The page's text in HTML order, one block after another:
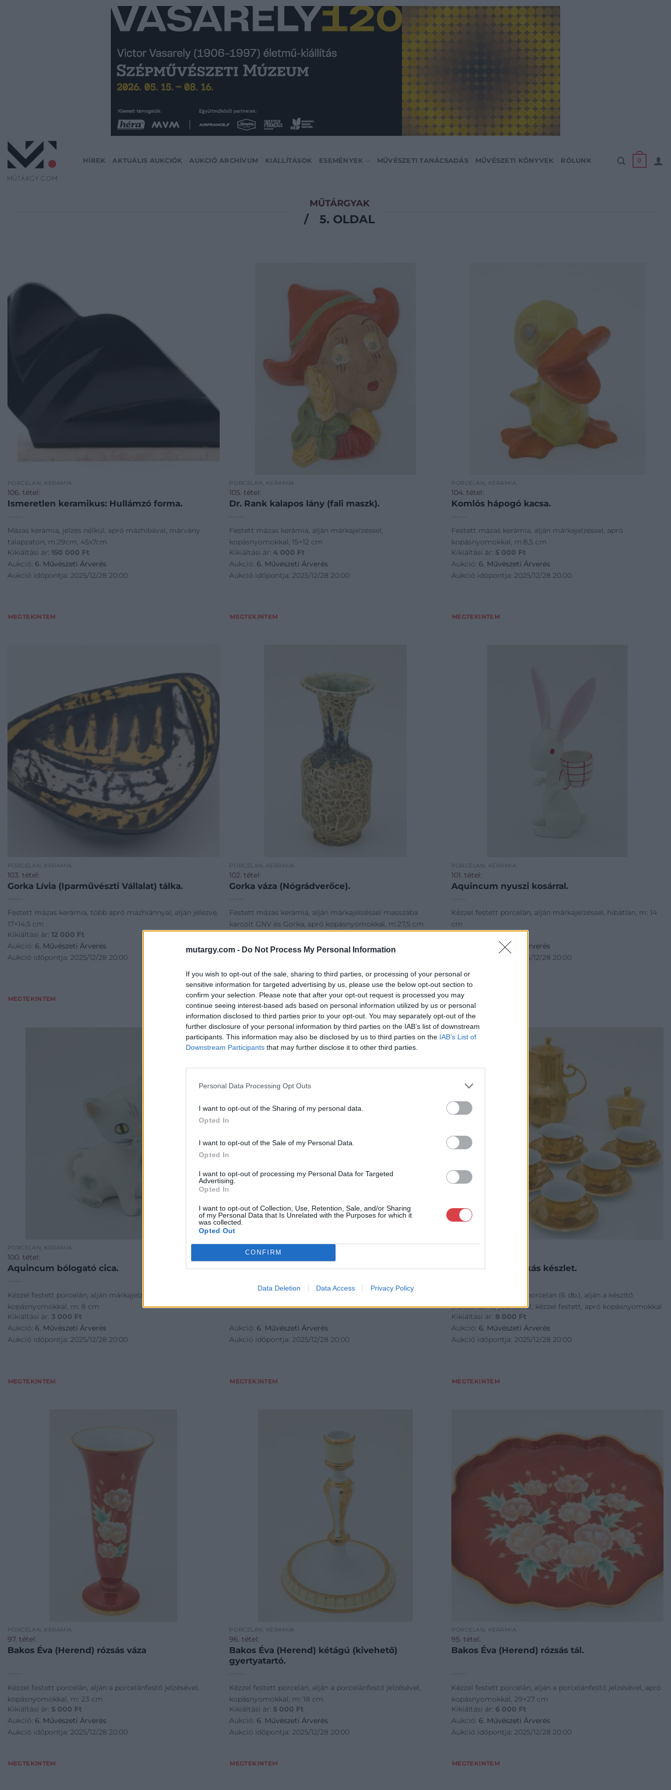
mutargy.com - Do Not Process My Personal Information
If you wish to opt-out of the sale, sharing to third parties, or processing of your personal or
sensitive information for targeted advertising by us, please use the below opt-out section to
confirm your selection. Please note that after your opt-out request is processed you may
continue seeing interest-based ads based on personal information utilized by us or personal
information disclosed to third parties prior to your opt-out. You may separately opt-out of the
further disclosure of your personal information by third parties on the IAB’s list of downstream
participants. This information may also be disclosed by us to third parties on the IAB’s List of
Downstream Participants that may further disclose it to other third parties.
Personal Data Processing Opt Outs
I want to opt-out of the Sharing of my personal data.
Opted In
I want to opt-out of the Sale of my Personal Data.
Opted In
I want to opt-out of processing my Personal Data for Targeted
Advertising.
Opted In
I want to opt-out of Collection, Use, Retention, Sale, and/or Sharing
of my Personal Data that Is Unrelated with the Purposes for which it
was collected.
Opted Out
CONFIRM
Data Deletion Data Access Privacy Policy
HÍREK AKTUÁLIS AUKCIÓK AUKCIÓ ARCHÍVUM KIÁLLÍTÁSOK ESEMÉNYEK MŰVÉSZETI TANÁCSADÁS MŰVÉSZETI KÖNYVEK RÓLUNK 0
MŰTÁRGYAK
/ 5. OLDAL
PORCELÁN, KERÁMIA
106. tétel:
Ismeretlen keramikus: Hullámzó forma.
Mázas kerámia, jelzés nélkül, apró mázhibával, márvány
talapzaton, m:29cm, 45x7cm
Kikiáltási ár: 150 000 Ft
Aukció: 6. Művészeti Árverés
Aukció időpontja: 2025/12/28 20:00
MEGTEKINTEM
PORCELÁN, KERÁMIA
105. tétel:
Dr. Rank kalapos lány (fali maszk).
Festett mázas kerámia, alján márkajelzéssel,
kopásnyomokkal, 15×12 cm
Kikiáltási ár: 4 000 Ft
Aukció: 6. Művészeti Árverés
Aukció időpontja: 2025/12/28 20:00
MEGTEKINTEM
PORCELÁN, KERÁMIA
104. tétel:
Komlós hápogó kacsa.
Festett mázas kerámia, alján márkajelzéssel, apró
kopásnyomokkal, m:8,5 cm
Kikiáltási ár: 5 000 Ft
Aukció: 6. Művészeti Árverés
Aukció időpontja: 2025/12/28 20:00
MEGTEKINTEM
PORCELÁN, KERÁMIA
103. tétel:
Gorka Lívia (Iparművészti Vállalat) tálka.
Festett mázas kerámia, több apró mázhiánnyal, alján jelezve,
17×14,5 cm
Kikiáltási ár: 12 000 Ft
Aukció: 6. Művészeti Árverés
Aukció időpontja: 2025/12/28 20:00
MEGTEKINTEM
PORCELÁN, KERÁMIA
102. tétel:
Gorka váza (Nógrádverőce).
Festett mázas kerámia, alján márkajelzéssel masszába
karcolt GNV és Gorka, apró kopásnyomokkal, m:27,5 cm
Kikiáltási ár:50 000Ft
Aukció:6. Művészeti Árverés
MEGTEKINTEM
PORCELÁN, KERÁMIA
101. tétel:
Aquincum nyuszi kosárral.
Kézzel festett porcelán, alján márkajelzéssel, hibátlan, m: 14
cm
Kikiáltási ár:5 000Ft
6. Művészeti Árverés
Aukció időpontja: 2025/12/28 20:00
MEGTEKINTEM
PORCELÁN, KERÁMIA
100. tétel:
Aquincum bólogató cica.
Kézzel festett porcelán, alján márkajelzéssel, apró
kopásnyomokkal, m: 8 cm
Kikiáltási ár: 3 000 Ft
Aukció: 6. Művészeti Árverés
Aukció időpontja: 2025/12/28 20:00
MEGTEKINTEM
99. tétel:
Ismeretlen márkajelzéssel 3 db teáscsésze.
Matricás, alján márka jelzés, kopopásnyomokkal
Kikiáltási ár:2 000Ft
Aukció: 6. Művészeti Árverés
Aukció időpontja: 2025/12/28 20:00
MEGTEKINTEM
Koszorúsné mokkás készlet.
Mintázott aranyszínű porcelán (6 db.), alján a készítő
(Koszorúsné) jelzésével, kézzel festett, apró kopásnyomokkal
Kikiáltási ár: 8 000 Ft
Aukció: 6. Művészeti Árverés
Aukció időpontja: 2025/12/28 20:00
MEGTEKINTEM
PORCELÁN, KERÁMIA
97. tétel:
Bakos Éva (Herend) rózsás váza
Kézzel festett porcelán, alján a porcelánfestő jelzésével,
kopásnyomokkal, m: 23 cm
Kikiáltási ár: 5 000 Ft
Aukció: 6. Művészeti Árverés
Aukció időpontja: 2025/12/28 20:00
MEGTEKINTEM
PORCELÁN, KERÁMIA
96. tétel:
Bakos Éva (Herend) kétágú (kivehető)
gyertyatartó.
Kézzel festett porcelán, alján a porcelánfestő jelzésével,
kopásnyomokkal, m: 18 cm
Kikiáltási ár: 5 000 Ft
Aukció: 6. Művészeti Árverés
Aukció időpontja: 2025/12/28 20:00
MEGTEKINTEM
PORCELÁN, KERÁMIA
95. tétel:
Bakos Éva (Herend) rózsás tál.
Kézzel festett porcelán, alján a porcelánfestő jelzésével, apró
kopásnyomokkal, 29×27 cm
Kikiáltási ár: 6 000 Ft
Aukció: 6. Művészeti Árverés
Aukció időpontja: 2025/12/28 20:00
MEGTEKINTEM